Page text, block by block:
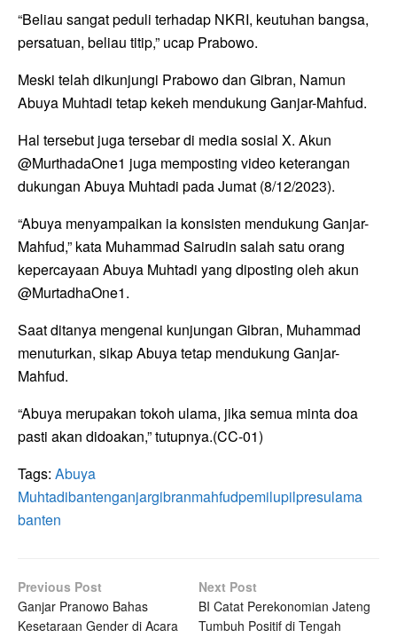
“Beliau sangat peduli terhadap NKRI, keutuhan bangsa,
persatuan, beliau titip,” ucap Prabowo.
Meski telah dikunjungi Prabowo dan Gibran, Namun
Abuya Muhtadi tetap kekeh mendukung Ganjar-Mahfud.
Hal tersebut juga tersebar di media sosial X. Akun
@MurthadaOne1 juga memposting video keterangan
dukungan Abuya Muhtadi pada Jumat (8/12/2023).
“Abuya menyampaikan ia konsisten mendukung Ganjar-
Mahfud,” kata Muhammad Sairudin salah satu orang
kepercayaan Abuya Muhtadi yang diposting oleh akun
@MurtadhaOne1.
Saat ditanya mengenai kunjungan Gibran, Muhammad
menuturkan, sikap Abuya tetap mendukung Ganjar-
Mahfud.
“Abuya merupakan tokoh ulama, jika semua minta doa
pasti akan didoakan,” tutupnya.(CC-01)
Tags: Abuya
Muhtadibantenganjargibranmahfudpemilupilpresulama
banten
Previous Post
Ganjar Pranowo Bahas
Kesetaraan Gender di Acara
Next Post
BI Catat Perekonomian Jateng
Tumbuh Positif di Tengah